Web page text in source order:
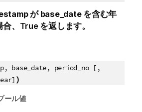
が base_dateを含む年
、 Trueを返します。
base_date, period_no [,
)
ール値